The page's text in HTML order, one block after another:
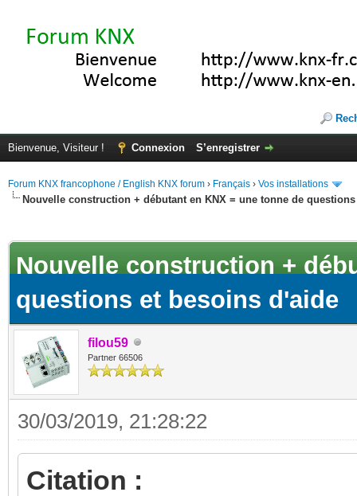
Bienvenue, Visiteur ! Connexion S’enregistrer
Forum KNX francophone / English KNX forum › Français › Vos installations
Nouvelle construction + débutant en KNX = une tonne de
Nouvelle construction +
questions et besoins d'aide
filou59
Partner 66506
30/03/2019, 21:28:22
Citation :